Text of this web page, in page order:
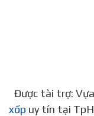
Được tài trợ:
xốp uy tín tại